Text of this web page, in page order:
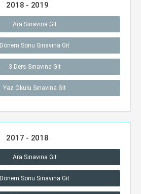
2018 - 2019
Ara Sınavına Git
Dönem Sonu Sınavına Git
3 Ders Sınavına Git
Yaz Okulu Sınavına Git
2017 - 2018
Ara Sınavına Git
Dönem Sonu Sınavına Git